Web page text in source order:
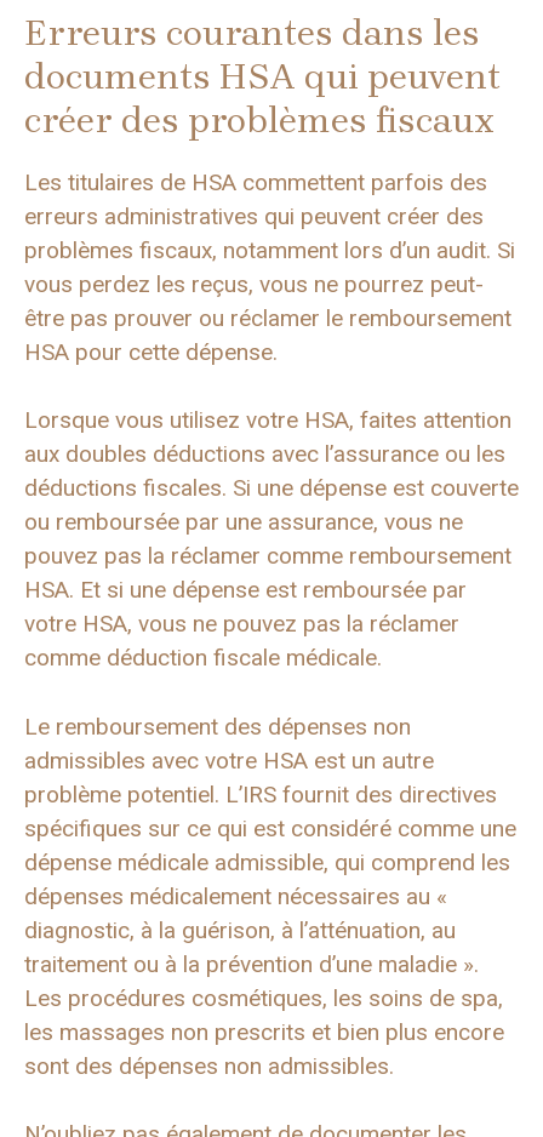
Erreurs courantes dans les
documents HSA qui peuvent
créer des problèmes fiscaux
Les titulaires de HSA commettent parfois des
erreurs administratives qui peuvent créer des
problèmes fiscaux, notamment lors d’un audit. Si
vous perdez les reçus, vous ne pourrez peut-
être pas prouver ou réclamer le remboursement
HSA pour cette dépense.
Lorsque vous utilisez votre HSA, faites attention
aux doubles déductions avec l’assurance ou les
déductions fiscales. Si une dépense est couverte
ou remboursée par une assurance, vous ne
pouvez pas la réclamer comme remboursement
HSA. Et si une dépense est remboursée par
votre HSA, vous ne pouvez pas la réclamer
comme déduction fiscale médicale.
Le remboursement des dépenses non
admissibles avec votre HSA est un autre
problème potentiel. L’IRS fournit des directives
spécifiques sur ce qui est considéré comme une
dépense médicale admissible, qui comprend les
dépenses médicalement nécessaires au «
diagnostic, à la guérison, à l’atténuation, au
traitement ou à la prévention d’une maladie ».
Les procédures cosmétiques, les soins de spa,
les massages non prescrits et bien plus encore
sont des dépenses non admissibles.